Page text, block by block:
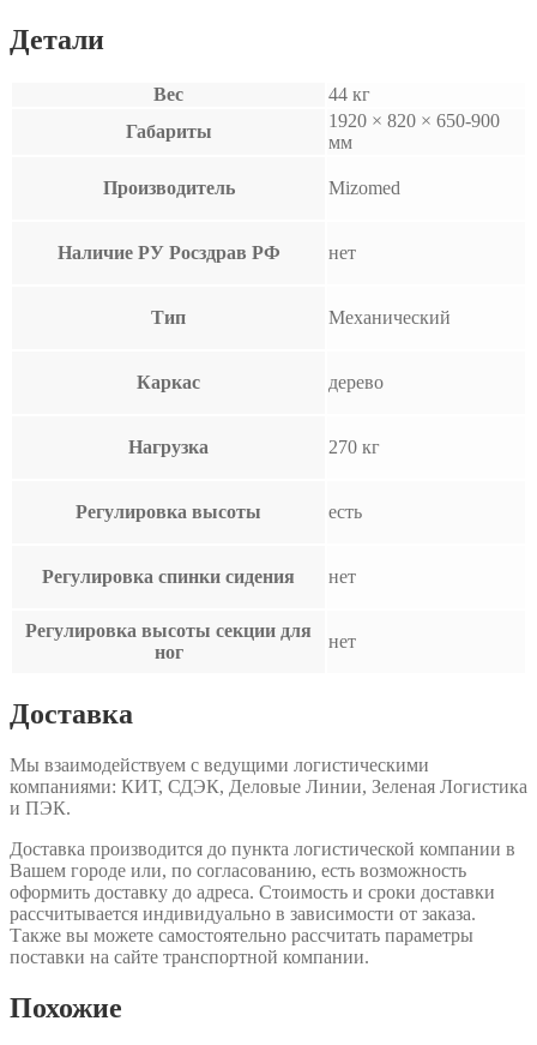
Детали
Вес
44 кг
Габариты
1920 × 820 × 650-900
мм
Производитель Mizomed
Наличие РУ Росздрав РФ нет
Тип Механический
Каркас дерево
Нагрузка 270 кг
Регулировка высоты есть
Регулировка спинки сидения нет
Регулировка высоты секции для
ног
нет
Доставка
Мы взаимодействуем с ведущими логистическими
компаниями: КИТ, СДЭК, Деловые Линии, Зеленая Логистика
и ПЭК.
Доставка производится до пункта логистической компании в
Вашем городе или, по согласованию, есть возможность
оформить доставку до адреса. Стоимость и сроки доставки
рассчитывается индивидуально в зависимости от заказа.
Также вы можете самостоятельно рассчитать параметры
поставки на сайте транспортной компании.
Похожие